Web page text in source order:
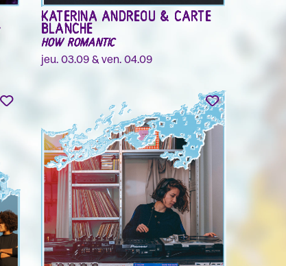
KATERINA ANDREOU & CARTE
BLANCHE
HOW ROMANTIC
jeu. 03.09 & ven. 04.09